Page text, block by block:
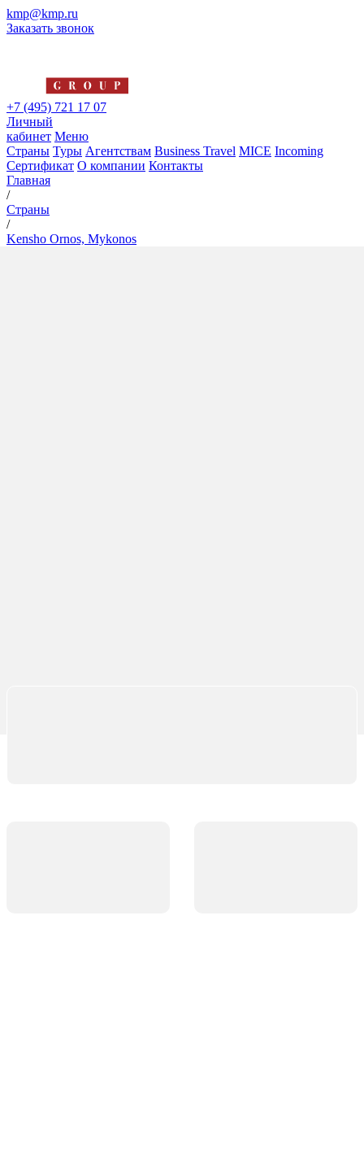
kmp@kmp.ru
Заказать звонок
+7 (495) 721 17 07
Личный
кабинет Меню
Страны Туры Агентствам Business Travel MICE Incoming
Сертификат О компании Контакты
Главная
/
Страны
/
Kensho Ornos, Mykonos